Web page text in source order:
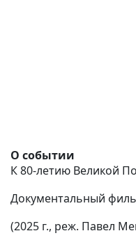
О событии
К 80-летию Великой
Документальный
(2025 г., реж. Павел